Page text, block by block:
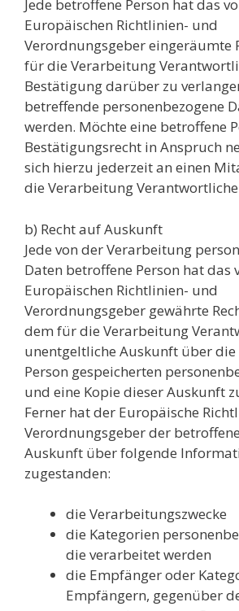
Jede betroffene Person hat das
Europäischen Richtlinien- und
Verordnungsgeber eingeräumte
für die Verarbeitung
Bestätigung darüber zu
betreffende personenbezogene
werden. Möchte eine betroffene
Bestätigungsrecht in Anspruch
sich hierzu jederzeit an einen
die Verarbeitung
b) Recht auf Auskunft
Jede von der Verarbeitung
Daten betroffene Person hat das
Europäischen Richtlinien- und
Verordnungsgeber gewährte
dem für die Verarbeitung
unentgeltliche Auskunft über die
Person gespeicherten
und eine Kopie dieser Auskunft
Ferner hat der Europäische
Verordnungsgeber der
Auskunft über folgende
zugestanden:
die Verarbeitungszwecke
die Kategorien
die verarbeitet werden
die Empfänger oder
Empfängern, gegenüber